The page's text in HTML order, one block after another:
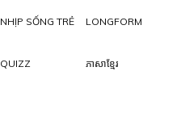
NHỊP SỐNG TRẺ LONGFORM
QUIZZ ភាសាខ្មែរ